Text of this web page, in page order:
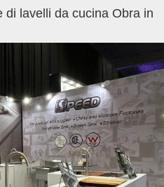
di lavelli da cucina Obra in